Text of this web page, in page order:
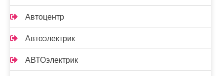
Автоцентр
Автоэлектрик
АВТОэлектрик